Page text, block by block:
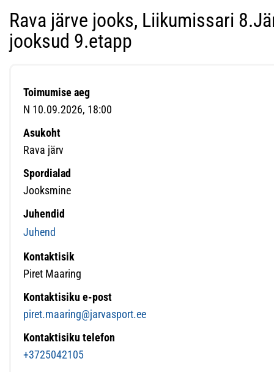
Rava järve jooks, Liikumissari
jooksud 9.etapp
Toimumise aeg
N 10.09.2026, 18:00
Asukoht
Rava järv
Spordialad
Jooksmine
Juhendid
Juhend
Kontaktisik
Piret Maaring
Kontaktisiku e-post
piret.maaring@jarvasport.ee
Kontaktisiku telefon
+3725042105